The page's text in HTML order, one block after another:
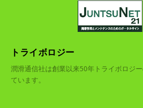
トライボロジー
潤滑通信社は創業以来50年トライボロジ
ています。